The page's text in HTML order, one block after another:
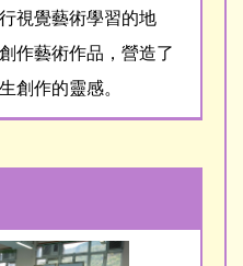
視覺藝術學習的地
作藝術作品，營造了
創作的靈感。